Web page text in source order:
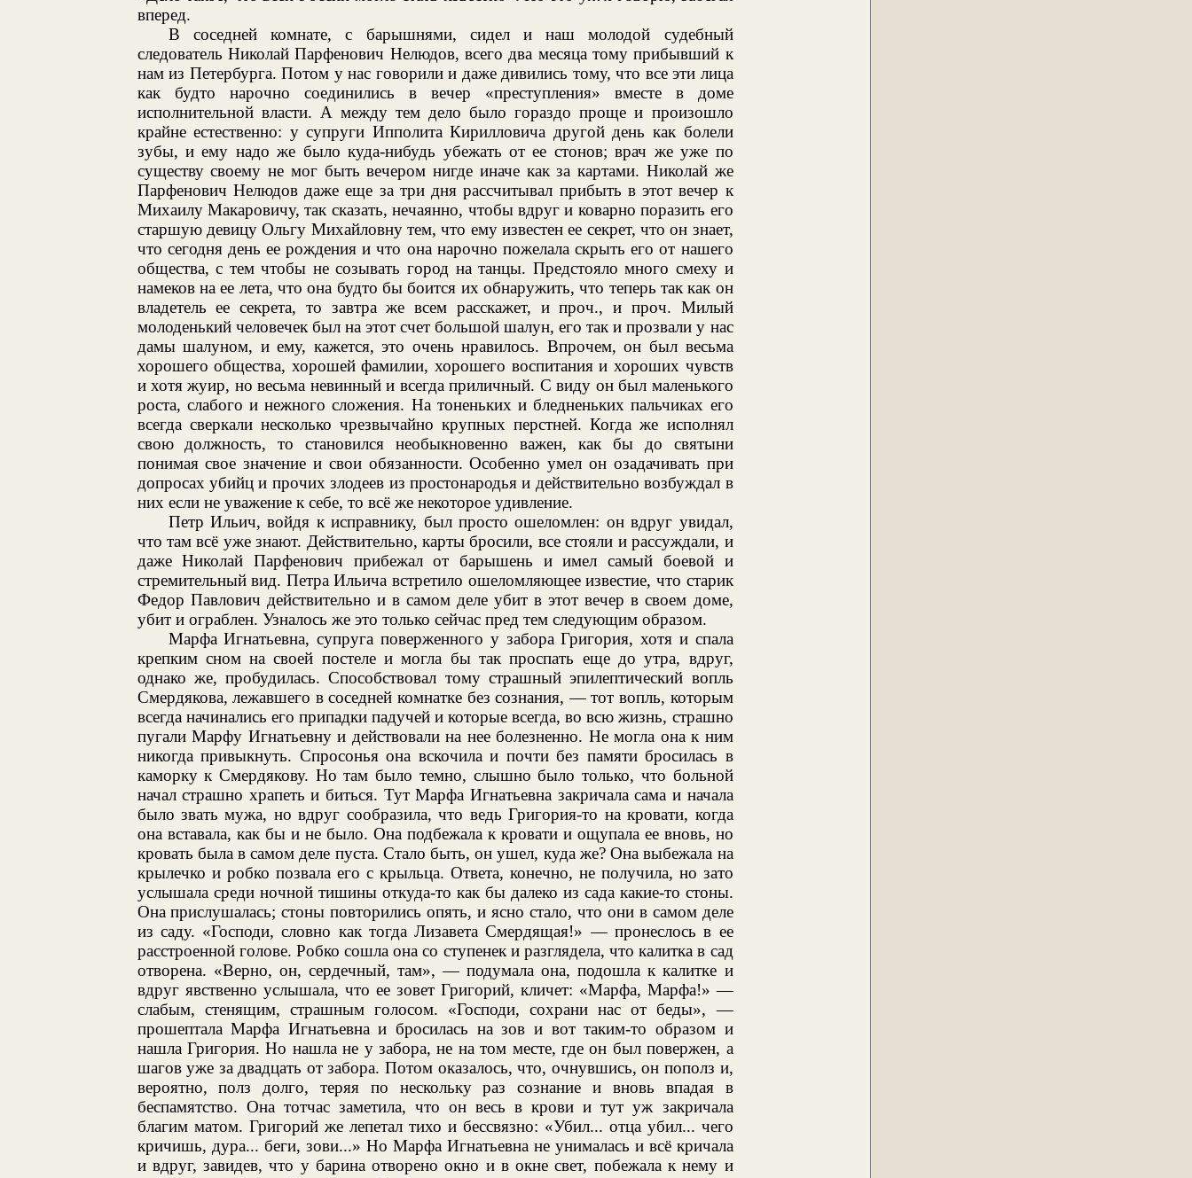
вперед.
В соседней комнате, с барышнями, сидел и наш молодой судебный
следователь Николай Парфенович Нелюдов, всего два месяца тому прибывший к
нам из Петербурга. Потом у нас говорили и даже дивились тому, что все эти лица
как будто нарочно соединились в вечер «преступления» вместе в доме
исполнительной власти. А между тем дело было гораздо проще и произошло
крайне естественно: у супруги Ипполита Кирилловича другой день как болели
зубы, и ему надо же было куда-нибудь убежать от ее стонов; врач же уже по
существу своему не мог быть вечером нигде иначе как за картами. Николай же
Парфенович Нелюдов даже еще за три дня рассчитывал прибыть в этот вечер к
Михаилу Макаровичу, так сказать, нечаянно, чтобы вдруг и коварно поразить его
старшую девицу Ольгу Михайловну тем, что ему известен ее секрет, что он знает,
что сегодня день ее рождения и что она нарочно пожелала скрыть его от нашего
общества, с тем чтобы не созывать город на танцы. Предстояло много смеху и
намеков на ее лета, что она будто бы боится их обнаружить, что теперь так как он
владетель ее секрета, то завтра же всем расскажет, и проч., и проч. Милый
молоденький человечек был на этот счет большой шалун, его так и прозвали у нас
дамы шалуном, и ему, кажется, это очень нравилось. Впрочем, он был весьма
хорошего общества, хорошей фамилии, хорошего воспитания и хороших чувств
и хотя жуир, но весьма невинный и всегда приличный. С виду он был маленького
роста, слабого и нежного сложения. На тоненьких и бледненьких пальчиках его
всегда сверкали несколько чрезвычайно крупных перстней. Когда же исполнял
свою должность, то становился необыкновенно важен, как бы до святыни
понимая свое значение и свои обязанности. Особенно умел он озадачивать при
допросах убийц и прочих злодеев из простонародья и действительно возбуждал в
них если не уважение к себе, то всё же некоторое удивление.
Петр Ильич, войдя к исправнику, был просто ошеломлен: он вдруг увидал,
что там всё уже знают. Действительно, карты бросили, все стояли и рассуждали, и
даже Николай Парфенович прибежал от барышень и имел самый боевой и
стремительный вид. Петра Ильича встретило ошеломляющее известие, что старик
Федор Павлович действительно и в самом деле убит в этот вечер в своем доме,
убит и ограблен. Узналось же это только сейчас пред тем следующим образом.
Марфа Игнатьевна, супруга поверженного у забора Григория, хотя и спала
крепким сном на своей постеле и могла бы так проспать еще до утра, вдруг,
однако же, пробудилась. Способствовал тому страшный эпилептический вопль
Смердякова, лежавшего в соседней комнатке без сознания, — тот вопль, которым
всегда начинались его припадки падучей и которые всегда, во всю жизнь, страшно
пугали Марфу Игнатьевну и действовали на нее болезненно. Не могла она к ним
никогда привыкнуть. Спросонья она вскочила и почти без памяти бросилась в
каморку к Смердякову. Но там было темно, слышно было только, что больной
начал страшно храпеть и биться. Тут Марфа Игнатьевна закричала сама и начала
было звать мужа, но вдруг сообразила, что ведь Григория-то на кровати, когда
она вставала, как бы и не было. Она подбежала к кровати и ощупала ее вновь, но
кровать была в самом деле пуста. Стало быть, он ушел, куда же? Она выбежала на
крылечко и робко позвала его с крыльца. Ответа, конечно, не получила, но зато
услышала среди ночной тишины откуда-то как бы далеко из сада какие-то стоны.
Она прислушалась; стоны повторились опять, и ясно стало, что они в самом деле
из саду. «Господи, словно как тогда Лизавета Смердящая!» — пронеслось в ее
расстроенной голове. Робко сошла она со ступенек и разглядела, что калитка в сад
отворена. «Верно, он, сердечный, там», — подумала она, подошла к калитке и
вдруг явственно услышала, что ее зовет Григорий, кличет: «Марфа, Марфа!» —
слабым, стенящим, страшным голосом. «Господи, сохрани нас от беды», —
прошептала Марфа Игнатьевна и бросилась на зов и вот таким-то образом и
нашла Григория. Но нашла не у забора, не на том месте, где он был повержен, а
шагов уже за двадцать от забора. Потом оказалось, что, очнувшись, он пополз и,
вероятно, полз долго, теряя по нескольку раз сознание и вновь впадая в
беспамятство. Она тотчас заметила, что он весь в крови и тут уж закричала
благим матом. Григорий же лепетал тихо и бессвязно: «Убил... отца убил... чего
кричишь, дура... беги, зови...» Но Марфа Игнатьевна не унималась и всё кричала
и вдруг, завидев, что у барина отворено окно и в окне свет, побежала к нему и